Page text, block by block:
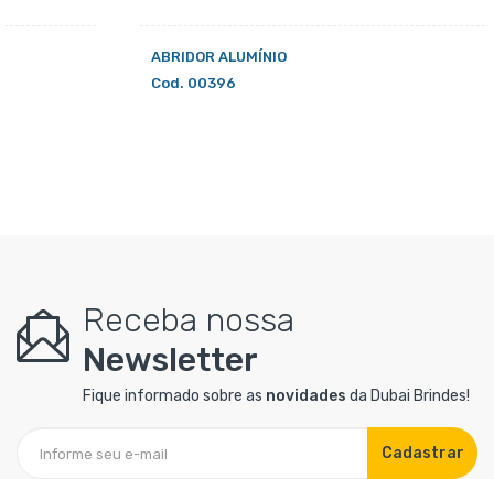
ABRIDOR ALUMÍNIO
Receba nossa
Newsletter
Fique informado sobre as novidades da Dubai Brindes!
Cadastrar